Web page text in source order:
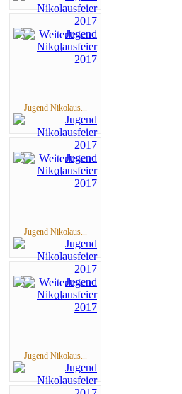
Jugend Nikolaus...
Jugend Nikolaus...
Jugend Nikolaus...